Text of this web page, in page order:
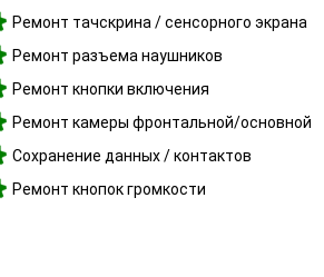
Ремонт тачскрина / сенсорного экрана
Ремонт разъема наушников
Ремонт кнопки включения
Ремонт камеры фронтальной/основной
Сохранение данных / контактов
Ремонт кнопок громкости